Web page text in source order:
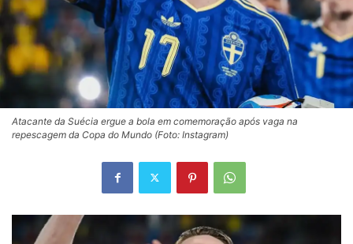
Atacante da Suécia ergue a bola em comemoração após vaga na
repescagem da Copa do Mundo (Foto: Instagram)